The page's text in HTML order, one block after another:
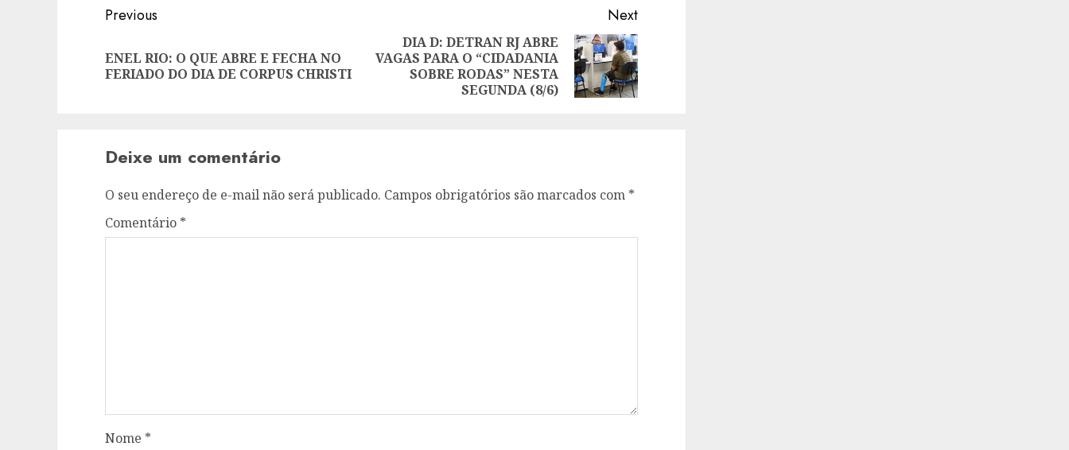
Post
navigation
Previous
Previous
ENEL RIO: O QUE ABRE E FECHA NO
FERIADO DO DIA DE CORPUS CHRISTI
Next
Next
DIA D: DETRAN RJ ABRE
VAGAS PARA O “CIDADANIA
SOBRE RODAS” NESTA
SEGUNDA (8/6)
Deixe um comentário
O seu endereço de e-mail não será publicado. Campos obrigatórios são marcados com *
Comentário *
Nome *